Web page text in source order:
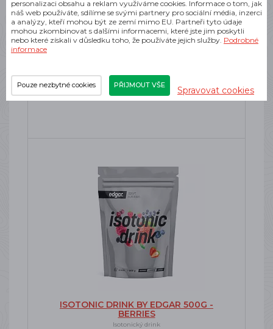
ISOTONIC DRINK BY EDGAR 1000G -
CITRON
489 Kč
ISOTONIC DRINK BY EDGAR 500G -
BERRIES
Isotonický drink
personalizaci obsahu a reklam využíváme cookies. Informace o tom, jak
náš web používáte, sdílíme se svými partnery pro sociální média, inzerci
a analýzy, kteří mohou být ze zemí mimo EU. Partneři tyto údaje
mohou zkombinovat s dalšími informacemi, které jste jim poskytli
nebo které získali v důsledku toho, že používáte jejich služby. Podrobné
informace
Pouze nezbytné cookies PŘIJMOUT VŠE Spravovat cookies